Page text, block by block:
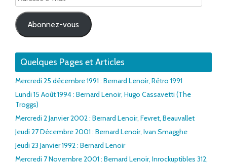
e-
mail
Abonnez-vous
Quelques Pages et Articles
Mercredi 25 décembre 1991 : Bernard Lenoir, Rétro 1991
Lundi 15 Août 1994 : Bernard Lenoir, Hugo Cassavetti (The
Troggs)
Mercredi 2 Janvier 2002 : Bernard Lenoir, Fevret, Beauvallet
Jeudi 27 Décembre 2001 : Bernard Lenoir, Ivan Smagghe
Jeudi 23 Janvier 1992 : Bernard Lenoir
Mercredi 7 Novembre 2001 : Bernard Lenoir, Inrockuptibles 312,